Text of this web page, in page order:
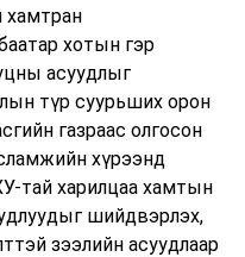
хамтран
хотын гэр
асуудлыг
түр суурьших орон
газраас олгосон
хүрээнд
тай харилцаа хамтын
шийдвэрлэх,
зээлийн асуудлаар